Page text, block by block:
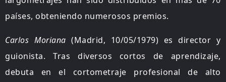
países, obteniendo numerosos premios.
Carlos Moriana (Madrid, 10/05/1979) es director y
guionista. Tras diversos cortos de aprendizaje,
debuta en el cortometraje profesional de alto